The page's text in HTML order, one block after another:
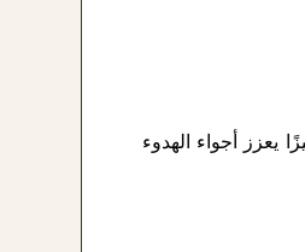
يعزز أجواء الهدوء